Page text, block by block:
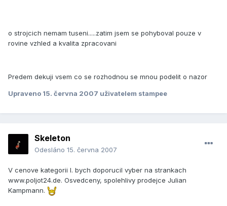
o strojcich nemam tuseni.....zatim jsem se pohyboval pouze v
rovine vzhled a kvalita zpracovani
Predem dekuji vsem co se rozhodnou se mnou podelit o nazor
Upraveno 15. června 2007 uživatelem stampee
Skeleton
Odesláno 15. června 2007
V cenove kategorii I. bych doporucil vyber na strankach
www.poljot24.de. Osvedceny, spolehlivy prodejce Julian
Kampmann.